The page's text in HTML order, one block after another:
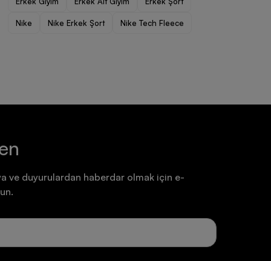
Ayakkabı
7.199,90 TL
Nike Nike Erkek Şort Nike Tech Fleece
ve duyurulardan haberdar olmak için e-